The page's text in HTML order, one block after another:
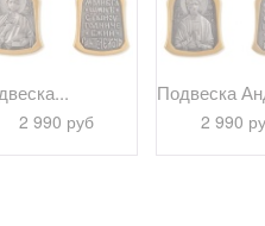
2 990 руб
Подвеска
2 990